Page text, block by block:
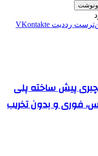
‫رددیت ‫VKontakte
پیش ساخته پلی
فوری و بدون تخریب